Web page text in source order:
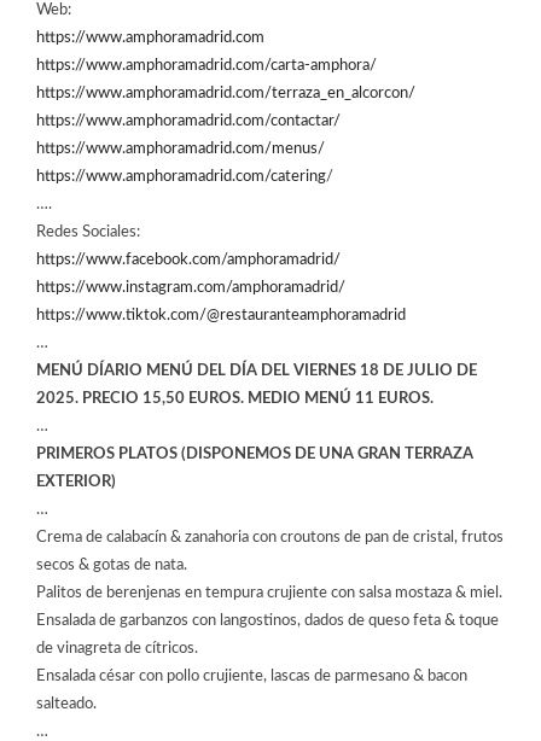
Web:
https://www.amphoramadrid.com
https://www.amphoramadrid.com/carta-amphora/
https://www.amphoramadrid.com/terraza_en_alcorcon/
https://www.amphoramadrid.com/contactar/
https://www.amphoramadrid.com/menus/
https://www.amphoramadrid.com/catering/
….
Redes Sociales:
https://www.facebook.com/amphoramadrid/
https://www.instagram.com/amphoramadrid/
https://www.tiktok.com/@restauranteamphoramadrid
…
MENÚ DÍARIO MENÚ DEL DÍA DEL VIERNES 18 DE JULIO DE
2025. PRECIO 15,50 EUROS. MEDIO MENÚ 11 EUROS.
…
PRIMEROS PLATOS (DISPONEMOS DE UNA GRAN TERRAZA
EXTERIOR)
…
Crema de calabacín & zanahoria con croutons de pan de cristal, frutos
secos & gotas de nata.
Palitos de berenjenas en tempura crujiente con salsa mostaza & miel.
Ensalada de garbanzos con langostinos, dados de queso feta & toque
de vinagreta de cítricos.
Ensalada césar con pollo crujiente, lascas de parmesano & bacon
salteado.
…